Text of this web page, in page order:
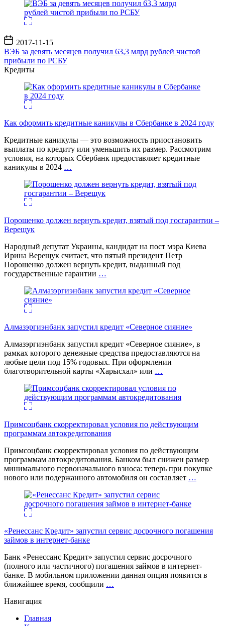
Дата
записи
2017-11-15
ВЭБ за девять месяцев получил 63,3 млрд рублей чистой
прибыли по РСБУ
Кредиты
Как оформить кредитные каникулы в Сбербанке в 2024 году
Кредитные каникулы — это возможность приостановить
выплаты по кредиту или уменьшить их размер. Рассмотрим
условия, на которых Сбербанк предоставляет кредитные
каникулы в 2024 …
Порошенко должен вернуть кредит, взятый под госгарантии –
Верещук
Народный депутат Украины, кандидат на пост мэра Киева
Ирина Верещук считает, что пятый президент Петр
Порошенко должен вернуть кредит, выданный под
государственные гарантии …
Алмазэргиэнбанк запустил кредит «Северное сияние»
Алмазэргиэнбанк запустил кредит «Северное сияние», в
рамках которого денежные средства предоставляются на
любые цели под 15% годовых. При оформлении
благотворительной карты «Харысхал» или …
Примсоцбанк скорректировал условия по действующим
программам автокредитования
Примсоцбанк скорректировал условия по действующим
программам автокредитования. Банком был снижен размер
минимального первоначального взноса: теперь при покупке
нового или подержанного автомобиля он составляет …
«Ренессанс Кредит» запустил сервис досрочного погашения
займов в интернет-банке
Банк «Ренессанс Кредит» запустил сервис досрочного
(полного или частичного) погашения займов в интернет-
банке. В мобильном приложении данная опция появится в
ближайшее время, сообщили …
Навигация
Главная